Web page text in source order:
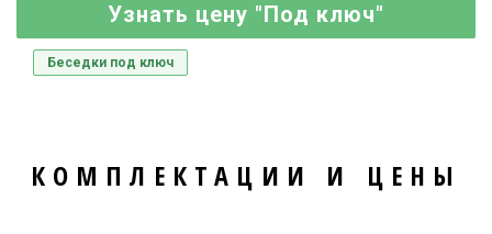
Узнать цену "Под ключ"
Беседки под ключ
КОМПЛЕКТАЦИИ И ЦЕНЫ